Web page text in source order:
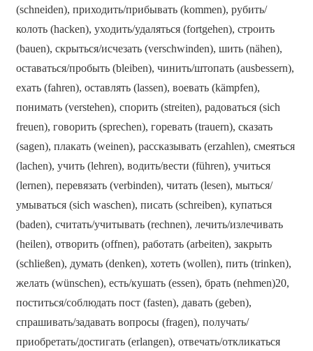
(schneiden), приходить/прибывать (kommen), рубить/
колоть (hacken), уходить/удаляться (fortgehen), строить
(bauen), скрыться/исчезать (verschwinden), шить (nähen),
оставаться/пробыть (bleiben), чинить/штопать (ausbessern),
ехать (fahren), оставлять (lassen), воевать (kämpfen),
понимать (verstehen), спорить (streiten), радоваться (sich
freuen), говорить (sprechen), горевать (trauern), сказать
(sagen), плакать (weinen), рассказывать (erzahlen), смеяться
(lachen), учить (lehren), водить/вести (führen), учиться
(lernen), перевязать (verbinden), читать (lesen), мыться/
умываться (sich waschen), писать (schreiben), купаться
(baden), считать/учитывать (rechnen), лечить/излечивать
(heilen), отворить (offnen), работать (arbeiten), закрыть
(schließen), думать (denken), хотеть (wollen), пить (trinken),
желать (wünschen), есть/кушать (essen), брать (nehmen)20,
поститься/соблюдать пост (fasten), давать (geben),
спрашивать/задавать вопросы (fragen), получать/
приобретать/достигать (erlangen), отвечать/откликаться